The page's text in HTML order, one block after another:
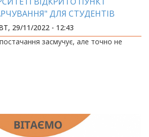
ДЛЯ СТУДЕНТІВ
29/11/2022 - 12:43
засмучує, але точно не